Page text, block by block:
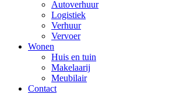
Autoverhuur
Logistiek
Verhuur
Vervoer
Wonen
Huis en tuin
Makelaarij
Meubilair
Contact